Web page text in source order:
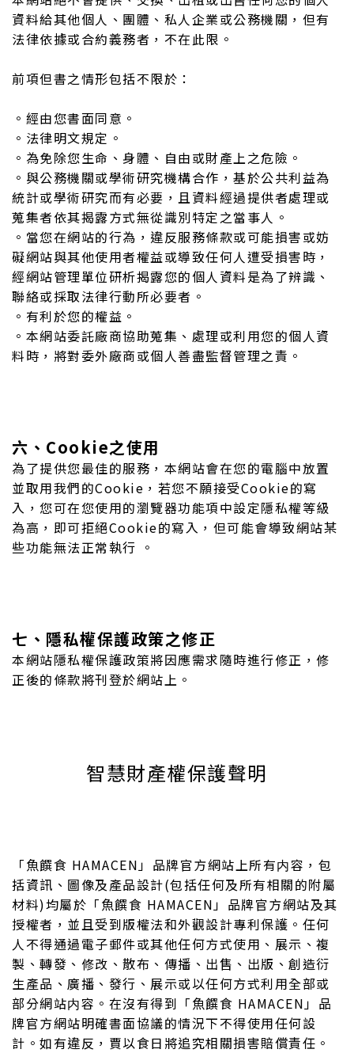
資料給其他個人、團體、私人企業或公務機關，但有
法律依據或合約義務者，不在此限。
前項但書之情形包括不限於：
。經由您書面同意。
。法律明文規定。
。為免除您生命、身體、自由或財產上之危險。
。與公務機關或學術研究機構合作，基於公共利益為
統計或學術研究而有必要，且資料經過提供者處理或
蒐集者依其揭露方式無從識別特定之當事人。
。當您在網站的行為，違反服務條款或可能損害或妨
礙網站與其他使用者權益或導致任何人遭受損害時，
經網站管理單位研析揭露您的個人資料是為了辨識、
聯絡或採取法律行動所必要者。
。有利於您的權益。
。本網站委託廠商協助蒐集、處理或利用您的個人資
料時，將對委外廠商或個人善盡監督管理之責。
六、Cookie之使用
為了提供您最佳的服務，本網站會在您的電腦中放置
並取用我們的Cookie，若您不願接受Cookie的寫
入，您可在您使用的瀏覽器功能項中設定隱私權等級
為高，即可拒絕Cookie的寫入，但可能會導致網站某
些功能無法正常執行 。
七、隱私權保護政策之修正
本網站隱私權保護政策將因應需求隨時進行修正，修
正後的條款將刊登於網站上。
智慧財產權保護聲明
「魚饌食 HAMACEN」品牌官方網站上所有内容，包
括資訊、圖像及產品設計(包括任何及所有相關的附屬
材料)均屬於「魚饌食 HAMACEN」品牌官方網站及其
授權者，並且受到版權法和外觀設計專利保護。任何
人不得通過電子郵件或其他任何方式使用、展示、複
製、轉發、修改、散布、傳播、出售、出版、創造衍
生產品、廣播、發行、展示或以任何方式利用全部或
部分網站内容。在沒有得到「魚饌食 HAMACEN」品
牌官方網站明確書面協議的情況下不得使用任何設
計。如有違反，賈以食日將追究相關損害賠償責任。